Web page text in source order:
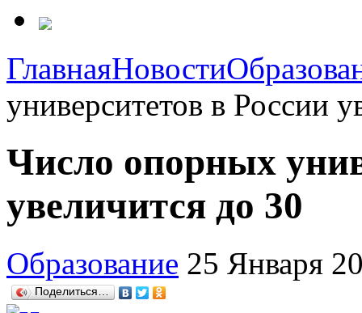
ГлавнаяНовости
университетов в России
Число опорных
увеличится до 30
Образование 25 Января
Поделиться…